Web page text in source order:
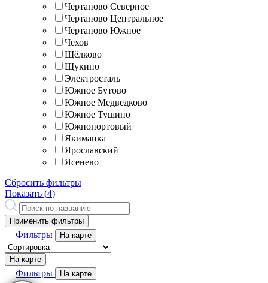
Чертаново Северное
Чертаново Центральное
Чертаново Южное
Чехов
Щёлково
Щукино
Электросталь
Южное Бутово
Южное Медведково
Южное Тушино
Южнопортовый
Якиманка
Ярославский
Ясенево
Сбросить фильтры
Показать (4)
Применить фильтры
Фильтры На карте
На карте
Фильтры На карте